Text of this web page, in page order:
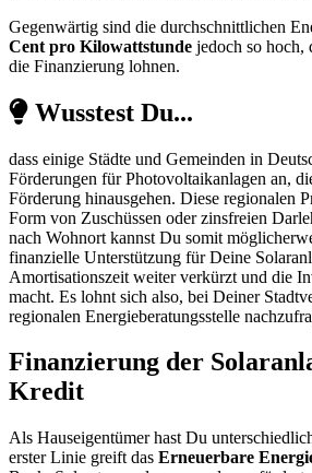
Gegenwärtig sind die durchschnittlichen
Cent pro Kilowattstunde jedoch so hoch,
die Finanzierung lohnen.
Wusstest Du...
dass einige Städte und Gemeinden in
Förderungen für Photovoltaikanlagen an,
Förderung hinausgehen. Diese regionalen
Form von Zuschüssen oder zinsfreien
nach Wohnort kannst Du somit
finanzielle Unterstützung für Deine
Amortisationszeit weiter verkürzt und die
macht. Es lohnt sich also, bei Deiner
regionalen Energieberatungsstelle
Finanzierung der
Kredit
Als Hauseigentümer hast Du
erster Linie greift das Erneuerbare